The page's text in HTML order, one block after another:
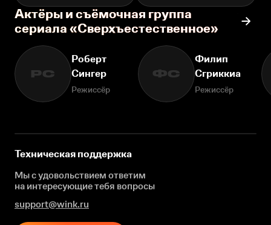
Актёры и съёмочная группа
сериала «Сверхъестественное»
РС
Роберт
Сингер
Режиссёр
ФС
Филип
Сгриккиа
Режиссёр
Техническая поддержка
Мы с удовольствием ответим
на интересующиетебя вопросы
support@wink.ru